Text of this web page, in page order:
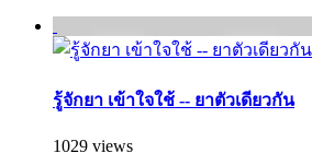
รู้จักยา เข้าใจใช้ -- ยาตัวเดียวกัน
1029 views